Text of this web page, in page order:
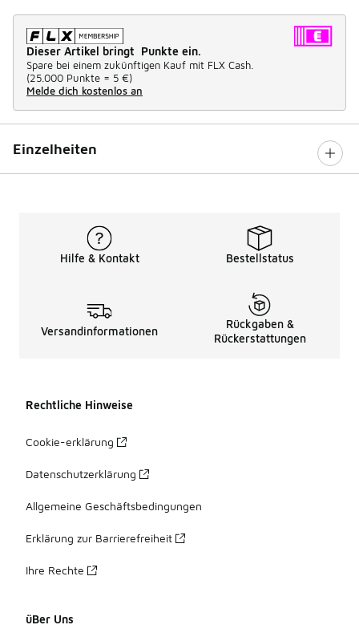
Dieser Artikel bringt Punkte ein.
Spare bei einem zukünftigen Kauf mit FLX Cash.
(25.000 Punkte = 5 €)
Melde dich kostenlos an
Einzelheiten
Hilfe & Kontakt Bestellstatus
Versandinformationen
Rückgaben &
Rückerstattungen
Rechtliche Hinweise
Cookie-erklärung
Datenschutzerklärung
Allgemeine Geschäftsbedingungen
Erklärung zur Barrierefreiheit
Ihre Rechte
üBer Uns